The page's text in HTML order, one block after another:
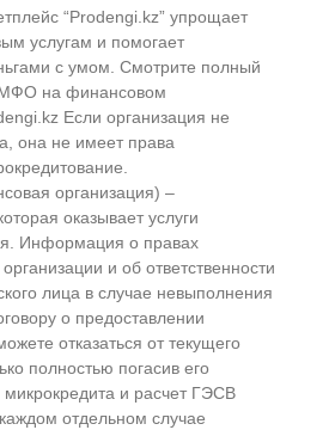
“Prodengi.kz” упрощает
услугам и помогает
с умом. Смотрите полный
МФО на финансовом
Если организация не
она не имеет права
организация) –
оказывает услуги
Информация о правах
и об ответственности
лица в случае невыполнения
о предоставлении
отказаться от текущего
полностью погасив его
и расчет ГЭСВ
отдельном случае